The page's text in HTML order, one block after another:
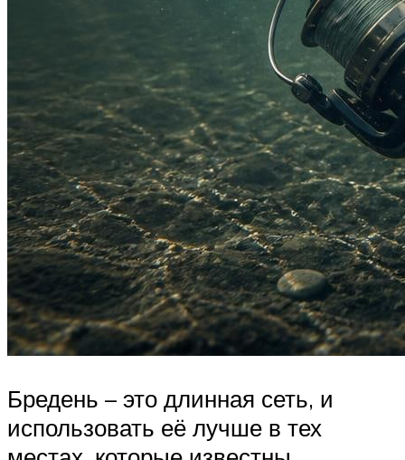
Бредень – это длинная сеть, и
использовать её лучше в тех